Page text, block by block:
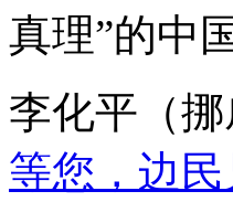
真理”的中
李化平（挪
等您，边